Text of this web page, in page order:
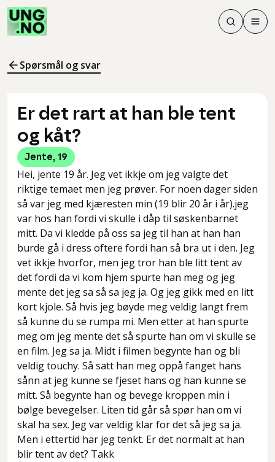
Søk
Søk
Meny
Spørsmål og svar
Er det rart at han ble tent
og kåt?
Jente, 19
Hei, jente 19 år. Jeg vet ikkje om jeg valgte det
riktige temaet men jeg prøver. For noen dager siden
så var jeg med kjæresten min (19 blir 20 år i år).jeg
var hos han fordi vi skulle i dåp til søskenbarnet
mitt. Da vi kledde på oss sa jeg til han at han han
burde gå i dress oftere fordi han så bra ut i den. Jeg
vet ikkje hvorfor, men jeg tror han ble litt tent av
det fordi da vi kom hjem spurte han meg og jeg
mente det jeg sa så sa jeg ja. Og jeg gikk med en litt
kort kjole. Så hvis jeg bøyde meg veldig langt frem
så kunne du se rumpa mi. Men etter at han spurte
meg om jeg mente det så spurte han om vi skulle se
en film. Jeg sa ja. Midt i filmen begynte han og bli
veldig touchy. Så satt han meg oppå fanget hans
sånn at jeg kunne se fjeset hans og han kunne se
mitt. Så begynte han og bevege kroppen min i
bølge bevegelser. Liten tid går så spør han om vi
skal ha sex. Jeg var veldig klar for det så jeg sa ja.
Men i ettertid har jeg tenkt. Er det normalt at han
blir tent av det? Takk